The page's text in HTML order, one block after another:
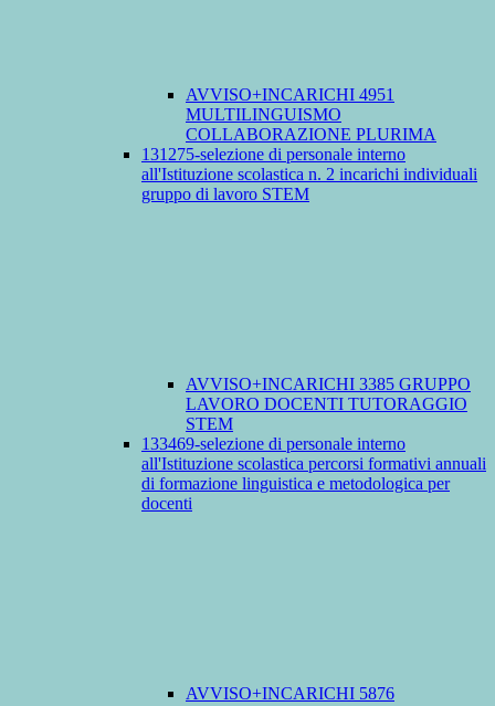
AVVISO+INCARICHI 4951
MULTILINGUISMO
COLLABORAZIONE PLURIMA
131275-selezione di personale interno
all'Istituzione scolastica n. 2 incarichi individuali
gruppo di lavoro STEM
AVVISO+INCARICHI 3385 GRUPPO
LAVORO DOCENTI TUTORAGGIO
STEM
133469-selezione di personale interno
all'Istituzione scolastica percorsi formativi annuali
di formazione linguistica e metodologica per
docenti
AVVISO+INCARICHI 5876